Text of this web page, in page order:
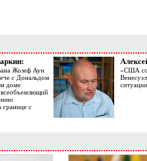
Жозеф Аун
с Дональдом
доме
всеобъемлющий
границе с
«США